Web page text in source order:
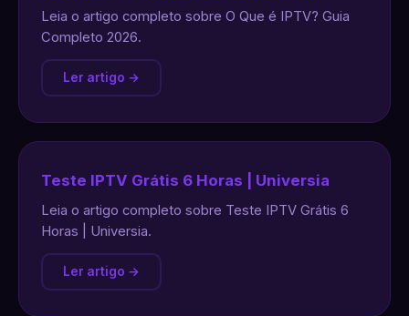
Leia o artigo completo sobre O Que é IPTV? Guia
Completo 2026.
Ler artigo →
Teste IPTV Grátis 6 Horas | Universia
Leia o artigo completo sobre Teste IPTV Grátis 6
Horas | Universia.
Ler artigo →